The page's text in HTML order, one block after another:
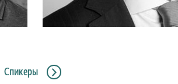
НСПК
Спикеры